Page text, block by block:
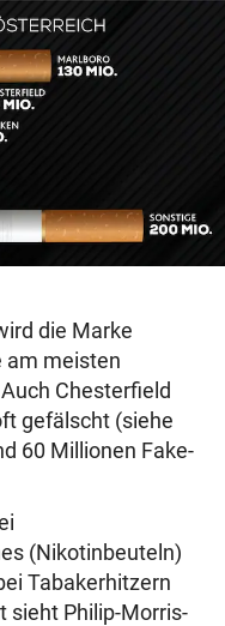
die Marke
am meisten
Chesterfield
gefälscht (siehe
60 Millionen Fake-
(Nikotinbeuteln)
Tabakerhitzern
sieht Philip-Morris-